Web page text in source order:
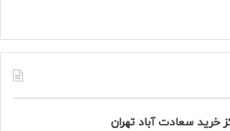
خرید سعادت‌ آباد تهران